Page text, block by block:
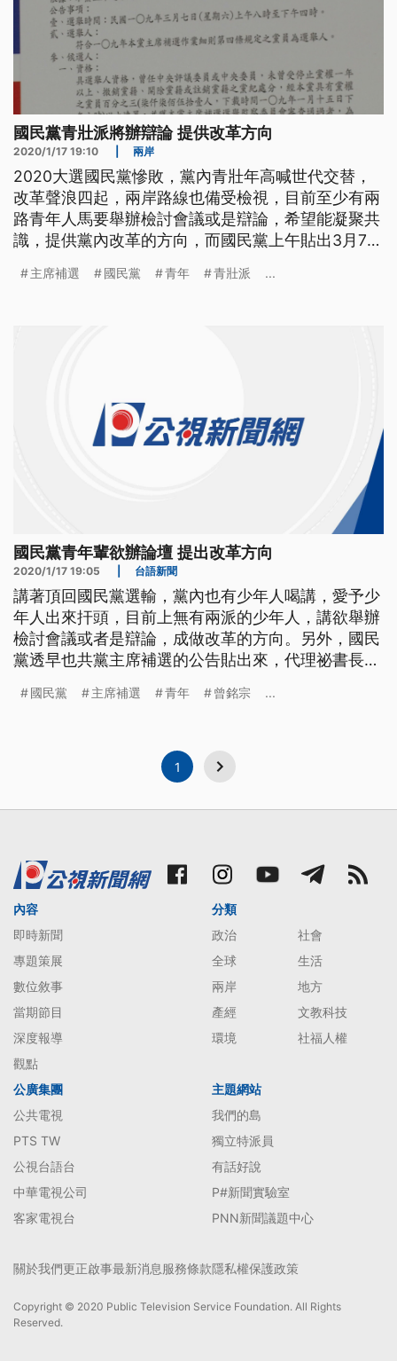
國民黨青壯派將辦辯論 提供改革方向
2020/1/17 19:10 兩岸
2020大選國民黨慘敗，黨內青壯年高喊世代交替，
改革聲浪四起，兩岸路線也備受檢視，目前至少有兩
路青年人馬要舉辦檢討會議或是辯論，希望能凝聚共
識，提供黨內改革的方向，而國民黨上午貼出3月7日
並行不悖。 貼出主席補選公告，國民黨要從敗選的
主席補選 國民黨 青年 青壯派 ...
國民黨青年輩欲辦論壇 提出改革方向
2020/1/17 19:05 台語新聞
講著頂回國民黨選輸，黨內也有少年人喝講，愛予少
年人出來扞頭，目前上無有兩派的少年人，講欲舉辦
檢討會議或者是辯論，成做改革的方向。另外，國民
黨透早也共黨主席補選的公告貼出來，代理祕書長曾
公告，國民黨要從敗選的挫折中，重新站起來，就從
理秘書長曾銘宗表示，國民黨沒
國民黨 主席補選 青年 曾銘宗 ...
1
內容
即時新聞
專題策展
數位敘事
當期節目
深度報導
觀點
分類
政治
社會
全球
生活
兩岸
地方
產經
文教科技
環境
社福人權
公廣集團
公共電視
PTS TW
公視台語台
中華電視公司
客家電視台
主題網站
我們的島
獨立特派員
有話好說
P#新聞實驗室
PNN新聞議題中心
關於我們更正啟事最新消息服務條款隱私權保護政策
Copyright © 2020 Public Television Service Foundation. All Rights
Reserved.